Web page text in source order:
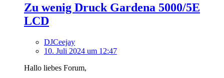
Zu wenig Druck Gardena 5000/5E
LCD
DJCeejay
10. Juli 2024 um 12:47
Hallo liebes Forum,